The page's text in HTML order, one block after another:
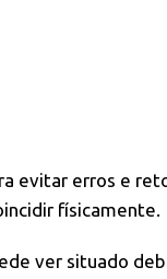
evitar erros e
físicamente.
ver situado